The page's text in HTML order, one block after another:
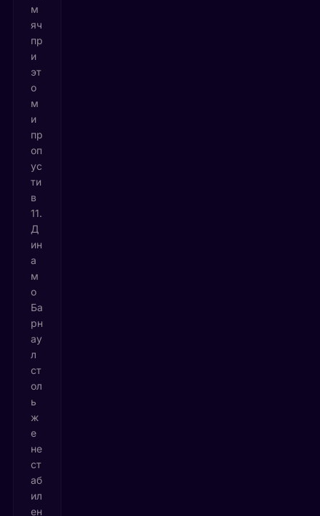
м
яч
пр
и
эт
о
м
и
пр
оп
ус
ти
в
11.
Д
ин
а
м
о
Ба
рн
ау
л
ст
ол
ь
ж
е
не
ст
аб
ил
ен